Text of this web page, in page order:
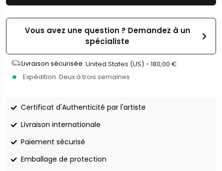
Vous avez une question ? Demandez à un
spécialiste
Livraison sécurisée :United States (US) - 180,00 €
Expédition :Deux à trois semaines
Certificat d'Authenticité par l'artiste
Livraison internationale
Paiement sécurisé
Emballage de protection